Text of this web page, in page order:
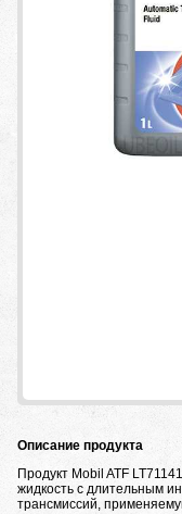
Описание продукта
Продукт Mobil ATF
жидкость с длительным
трансмиссий,